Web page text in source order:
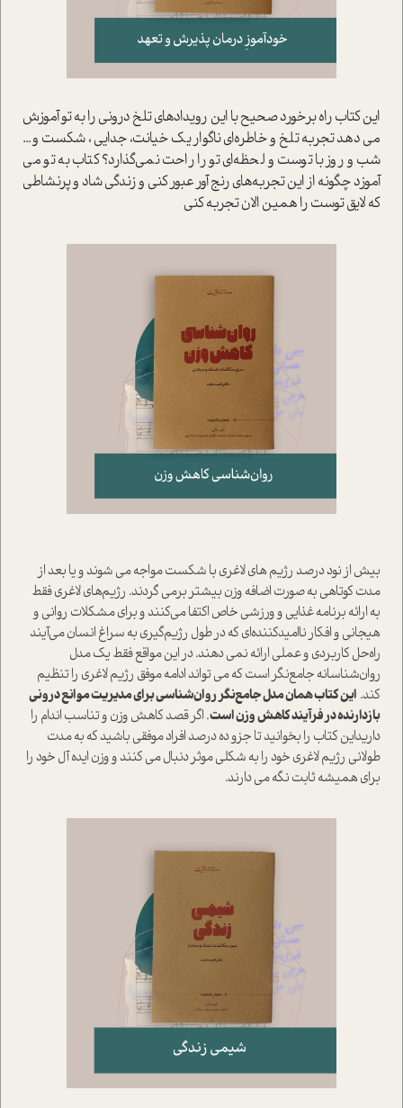
این کتاب راه برخورد صحیح با این رویدادهای تلخ درونی را به تو آموزش
می دهد تجربه تلخ و خاطره‌ای ناگوار یک خیانت‌، جدایی ، شکست و...
شب و روز با توست و لحظه‌ای تو را راحت نمی‌گذارد؟ کتاب به تو می
آموزد چگونه از این تجربه‌های رنج آور عبور کنی و زندگی شاد و پرنشاطی
که لایق توست را همین الان تجربه کنی
بیش از نود درصد رژیم های لاغری با شکست مواجه می شوند و یا بعد از
مدت کوتاهی به صورت اضافه وزن بیشتر برمی گردند. رژیم‌های لاغری فقط
به ارائه برنامه غذایی و ورزشی خاص اکتفا می‌کنند و برای مشکلات روانی و
هیجانی و افکار ناامید‌کننده‌ای که در طول رژیم‌گیری به سراغ انسان می‌آیند
راه‌حل کاربردی و عملی ارائه نمی دهند. در این مواقع فقط یک مدل
روان‌شناسانه جامع‌نگر است که می تواند ادامه موفق رژیم لاغری را تنظیم
کند. این کتاب همان مدل جامع‌نگر روان‌شناسی برای مدیریت موانع درونی
بازدارنده در فرآیند کاهش وزن است. اگر قصد کاهش وزن و تناسب اندام را
داریداین کتاب را بخوانید تا جزو ده درصد افراد موفقی باشید که به مدت
طولانی رژیم لاغری خود را به شکلی موثر دنبال می کنند و وزن ایده آل خود را
برای همیشه ثابت نگه می دارند.